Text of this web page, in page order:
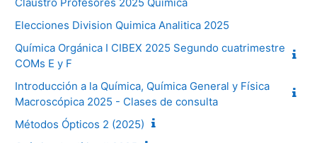
Elecciones Division Quimica Analitica 2025
Química Orgánica I CIBEX 2025 Segundo cuatrimestre
COMs E y F
Introducción a la Química, Química General y Física
Macroscópica 2025 - Clases de consulta
Métodos Ópticos 2 (2025)